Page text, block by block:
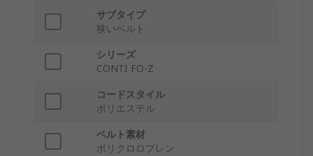
サブタイプ
狭いベルト
シリーズ
CONTI FO-Z
コードスタイル
ポリエステル
ベルト素材
ポリクロロプレン